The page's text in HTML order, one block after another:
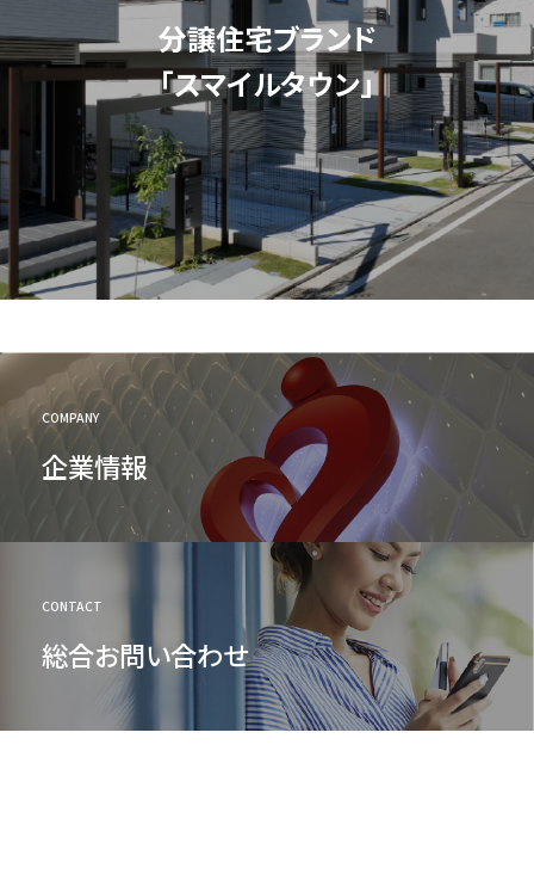
分譲住宅ブランド
「スマイルタウン」
COMPANY
企業情報
CONTACT
総合お問い合わせ